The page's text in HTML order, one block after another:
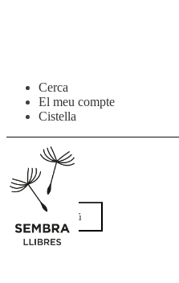
Salta
navegació
contingut
Cerca
El meu compte
Cistella
Menú